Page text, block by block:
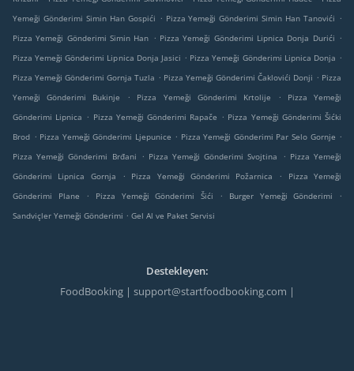
Yemeği Gönderimi Simin Han Gospići . Pizza Yemeği Gönderimi Simin Han Tanovići .
Pizza Yemeği Gönderimi Simin Han . Pizza Yemeği Gönderimi Lipnica Donja Durići .
Pizza Yemeği Gönderimi Lipnica Donja Jasici . Pizza Yemeği Gönderimi Lipnica Donja .
Pizza Yemeği Gönderimi Gornja Tuzla . Pizza Yemeği Gönderimi Čaklovići Donji . Pizza
Yemeği Gönderimi Bukinje
. Pizza Yemeği Gönderimi Krtolije .
Pizza Yemeği
Gönderimi Lipnica . Pizza Yemeği Gönderimi Rapače . Pizza Yemeği Gönderimi Šićki
Brod . Pizza Yemeği Gönderimi Ljepunice . Pizza Yemeği Gönderimi Par Selo Gornje .
Pizza Yemeği Gönderimi Brđani
. Pizza Yemeği Gönderimi Svojtina . Pizza Yemeği
Gönderimi Lipnica Gornja
. Pizza Yemeği Gönderimi Požarnica .
Pizza Yemeği
Gönderimi Plane
. Pizza Yemeği Gönderimi Šići . Burger Yemeği Gönderimi
.
Sandviçler Yemeği Gönderimi . Gel Al ve Paket Servisi
Destekleyen:
FoodBooking | support@startfoodbooking.com |